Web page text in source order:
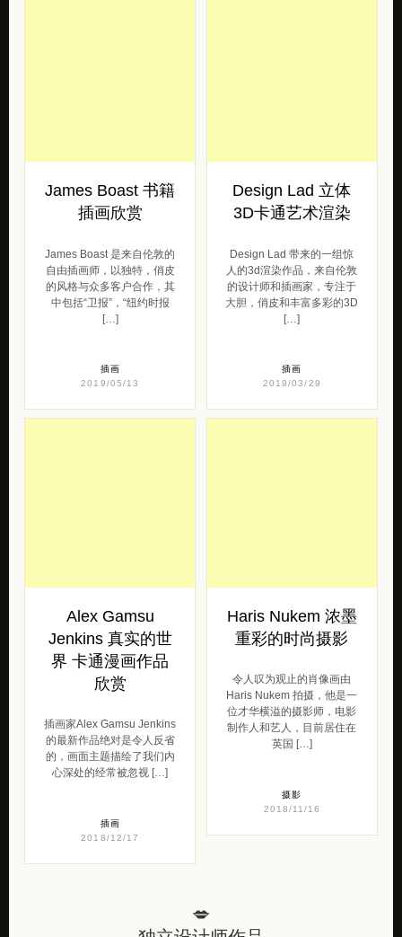
James Boast 书籍
插画欣赏
James Boast 是来自伦敦的
自由插画师，以独特，俏皮
的风格与众多客户合作，其
中包括“卫报”，“纽约时报
[…]
插画
2019/05/13
Design Lad 立体
3D卡通艺术渲染
Design Lad 带来的一组惊
人的3d渲染作品，来自伦敦
的设计师和插画家，专注于
大胆，俏皮和丰富多彩的3D
[…]
插画
2019/03/29
Alex Gamsu
Jenkins 真实的世
界 卡通漫画作品
欣赏
插画家Alex Gamsu Jenkins
的最新作品绝对是令人反省
的，画面主题描绘了我们内
心深处的经常被忽视 […]
插画
2018/12/17
Haris Nukem 浓墨
重彩的时尚摄影
令人叹为观止的肖像画由
Haris Nukem 拍摄，他是一
位才华横溢的摄影师，电影
制作人和艺人，目前居住在
英国 […]
摄影
2018/11/16
💋